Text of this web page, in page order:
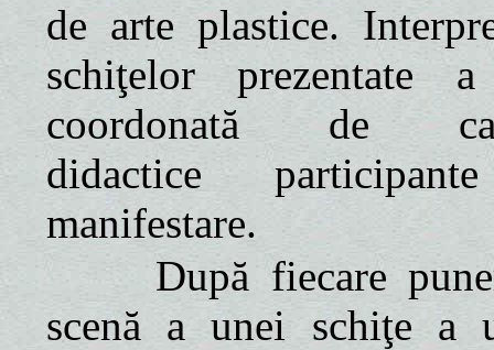
de arte plastice.
schiţelor prezentate
coordonată de
didactice
manifestare.
După fiecare
scenă a unei schiţe a